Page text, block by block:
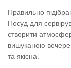
Правильно
Посуд для
створити
вишуканою
та якісна.